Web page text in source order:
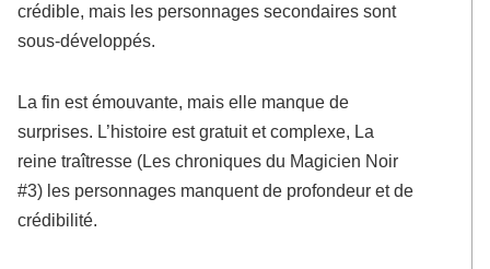
crédible, mais les personnages secondaires sont
sous-développés.
La fin est émouvante, mais elle manque de
surprises. L’histoire est gratuit et complexe, La
reine traîtresse (Les chroniques du Magicien Noir
#3) les personnages manquent de profondeur et de
crédibilité.